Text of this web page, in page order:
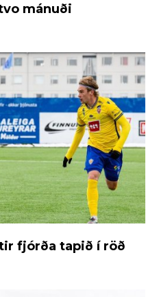
mánuði
fjórða tapið í röð